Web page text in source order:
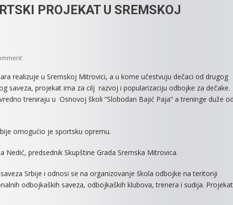
PROJEKAT U SREMSKOJ
On
PRVI
SMEČ,
NOVI
U
MITROVICI
realizuje u Sremskoj Mitrovici, a u kome učestvuju dečaci od drugog
saveza, projekat ima za cilj razvoj i popularizaciju odbojke za dečake.
treniraju u Osnovoj školi “Slobodan Bajić Paja” a treninge duže
omogućio je sportsku opremu.
predsednik Skupštine Grada Sremska Mitrovica.
Srbije i odnosi se na organizovanje škola odbojke na teritoriji
odbojkaških saveza, odbojkaških klubova, trenera i sudija. Projekat